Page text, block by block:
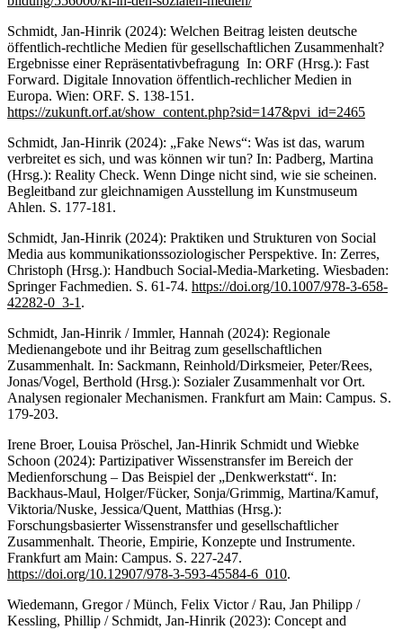
Schmidt, Jan-Hinrik (2024): Welchen Beitrag leisten deutsche
öffentlich-rechtliche Medien für gesellschaftlichen Zusammenhalt?
Ergebnisse einer Repräsentativbefragung In: ORF (Hrsg.): Fast
Forward. Digitale Innovation öffentlich-rechlicher Medien in
Europa. Wien: ORF. S. 138-151.
https://zukunft.orf.at/show_content.php?sid=147&pvi_id=2465
Schmidt, Jan-Hinrik (2024): „Fake News“: Was ist das, warum
verbreitet es sich, und was können wir tun? In: Padberg, Martina
(Hrsg.): Reality Check. Wenn Dinge nicht sind, wie sie scheinen.
Begleitband zur gleichnamigen Ausstellung im Kunstmuseum
Ahlen. S. 177-181.
Schmidt, Jan-Hinrik (2024): Praktiken und Strukturen von Social
Media aus kommunikationssoziologischer Perspektive. In: Zerres,
Christoph (Hrsg.): Handbuch Social-Media-Marketing. Wiesbaden:
Springer Fachmedien. S. 61-74. https://doi.org/10.1007/978-3-658-
42282-0_3-1 .
Schmidt, Jan-Hinrik / Immler, Hannah (2024): Regionale
Medienangebote und ihr Beitrag zum gesellschaftlichen
Zusammenhalt. In: Sackmann, Reinhold/Dirksmeier, Peter/Rees,
Jonas/Vogel, Berthold (Hrsg.): Sozialer Zusammenhalt vor Ort.
Analysen regionaler Mechanismen. Frankfurt am Main: Campus. S.
179-203.
Irene Broer, Louisa Pröschel, Jan-Hinrik Schmidt und Wiebke
Schoon (2024): Partizipativer Wissenstransfer im Bereich der
Medienforschung – Das Beispiel der „Denkwerkstatt“. In:
Backhaus-Maul, Holger/Fücker, Sonja/Grimmig, Martina/Kamuf,
Viktoria/Nuske, Jessica/Quent, Matthias (Hrsg.):
Forschungsbasierter Wissenstransfer und gesellschaftlicher
Zusammenhalt. Theorie, Empirie, Konzepte und Instrumente.
Frankfurt am Main: Campus. S. 227-247.
https://doi.org/10.12907/978-3-593-45584-6_010.
Wiedemann, Gregor / Münch, Felix Victor / Rau, Jan Philipp /
Kessling, Phillip / Schmidt, Jan-Hinrik (2023): Concept and